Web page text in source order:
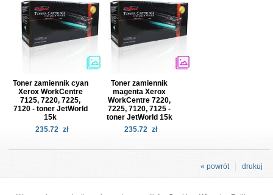
Toner zamiennik cyan
Xerox WorkCentre
7125, 7220, 7225,
7120 - toner JetWorld
15k
235.72 zł
Toner zamiennik
magenta Xerox
WorkCentre 7220,
7225, 7120, 7125 -
toner JetWorld 15k
235.72 zł
drukuj
« powrót